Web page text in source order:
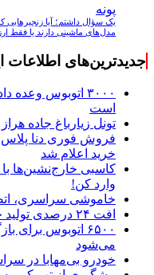
پونه
یک سؤال داشتم؛ آیا
مدل‌های ماشینی دارند یا فقط
جدیدترین‌های اطلاعات
۳۰۰۰ اتوبوس
است
تونل زیارباغ جاده
فروش فوری دنا پلاس
خرید اعلام شد
وارد کن!
خاموشی سراسری،
افت ۲۴ درصدی تولید خودرو در کشور
۶۵۰۰ اتوبوس
می‌شود
خودرو بی‌مهابا در